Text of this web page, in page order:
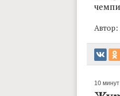
Автор:
10